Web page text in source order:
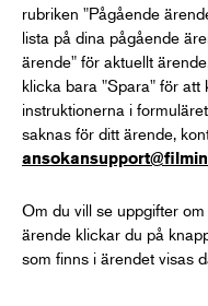
rubriken "Pågående
lista på dina pågående
ärende" för aktuellt
klicka bara "Spara" för att
instruktionerna i
saknas för ditt ärende,
Om du vill se uppgifter
ärende klickar du på
som finns i ärendet visas